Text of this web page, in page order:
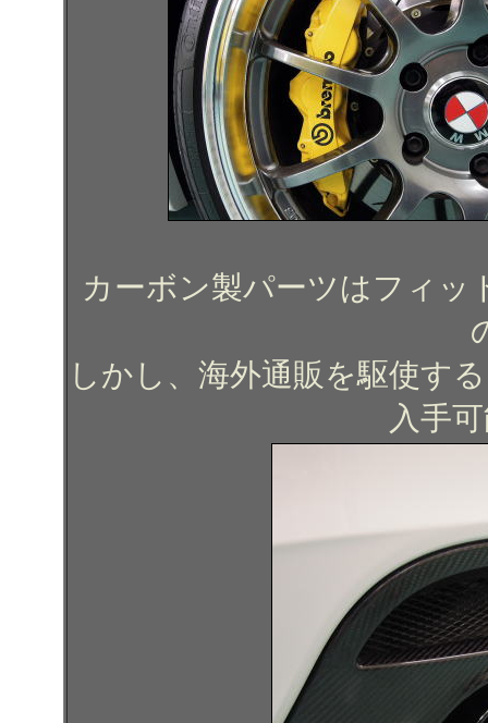
カーボン製パーツはフィッ
しかし、海外通販を駆使す
入手